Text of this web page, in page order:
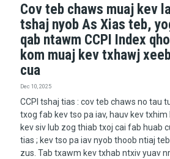
Cov teb chaws muaj kev
tshaj nyob As Xias teb,
qab ntawm CCPI Index
kom muaj kev txhawj
cua
Dec 10, 2025
CCPI tshaj tias : cov teb chaws no tau
txog fab kev tso pa iav, hauv kev txhim
kev siv lub zog thiab txoj cai fab huab
tias ; kev tso pa iav nyob thoob ntiaj
zus. Tab txawm kev txhab ntxiv yuav